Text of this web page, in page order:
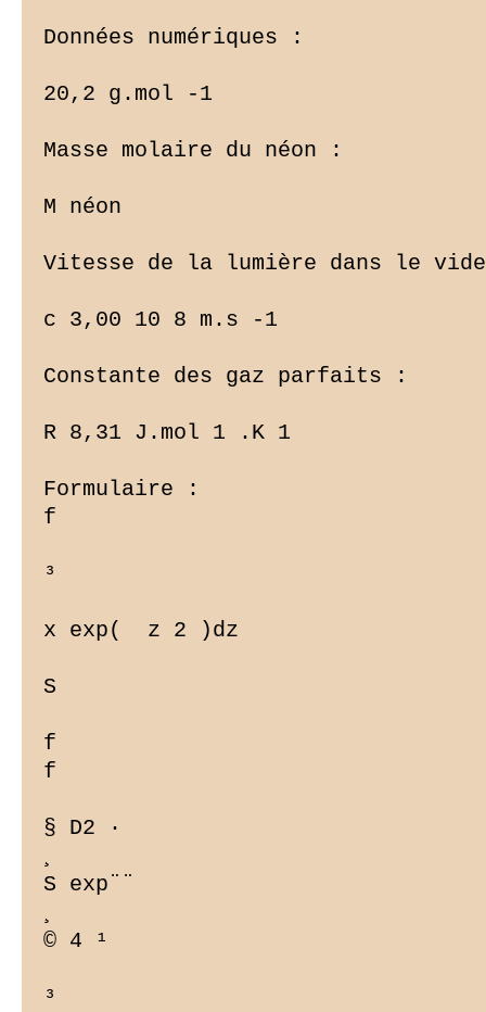
Données numériques :
20,2 g.mol -1
Masse molaire du néon :
M néon
Vitesse de la lumière dans le
c 3,00 10 8 m.s -1
Constante des gaz parfaits :
R 8,31 J.mol 1 .K 1
Formulaire :
f
³
x exp(  z 2 )dz
S
f
f
§ D2 ·
¸
S exp¨¨
¸
© 4 ¹
³